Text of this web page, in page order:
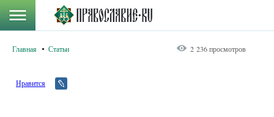
Главная Статьи 2 236 просмотров
Нравится